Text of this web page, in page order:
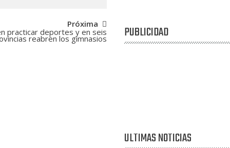
Próxima
practicar deportes y en seis
reabren los gimnasios PUBLICIDAD
ULTIMAS NOTICIAS